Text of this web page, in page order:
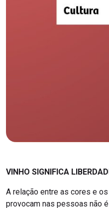
VINHO SIGNIFICA
A relação entre as cores e
provocam nas pessoas não